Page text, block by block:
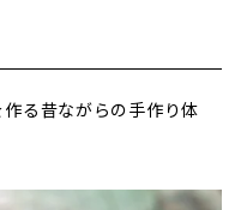
る昔ながらの手作り体